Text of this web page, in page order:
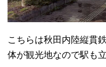
こちらは秋田内陸縦貫
体が観光地なので駅も